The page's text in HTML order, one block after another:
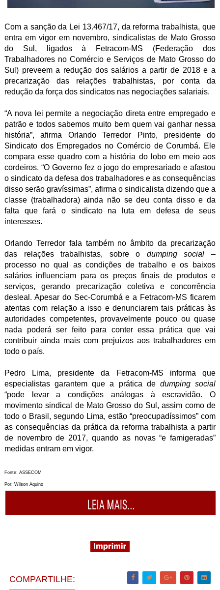
Com a sanção da Lei 13.467/17, da reforma trabalhista, que
entra em vigor em novembro, sindicalistas de Mato Grosso
do Sul, ligados à Fetracom-MS (Federação dos
Trabalhadores no Comércio e Serviços de Mato Grosso do
Sul) preveem a redução dos salários a partir de 2018 e a
precarização das relações trabalhistas, por conta da
redução da força dos sindicatos nas negociações salariais.
“A nova lei permite a negociação direta entre empregado e
patrão e todos sabemos muito bem quem vai ganhar nessa
história”, afirma Orlando Terredor Pinto, presidente do
Sindicato dos Empregados no Comércio de Corumbá. Ele
compara esse quadro com a história do lobo em meio aos
cordeiros. “O Governo fez o jogo do empresariado e afastou
o sindicato da defesa dos trabalhadores e as consequências
disso serão gravíssimas”, afirma o sindicalista dizendo que a
classe (trabalhadora) ainda não se deu conta disso e da
falta que fará o sindicato na luta em defesa de seus
interesses.
Orlando Terredor fala também no âmbito da precarização
das relações trabalhistas, sobre o dumping social –
processo no qual as condições de trabalho e os baixos
salários influenciam para os preços finais de produtos e
serviços, gerando precarização coletiva e concorrência
desleal. Apesar do Sec-Corumbá e a Fetracom-MS ficarem
atentas com relação a isso e denunciarem tais práticas às
autoridades competentes, provavelmente pouco ou quase
nada poderá ser feito para conter essa prática que vai
contribuir ainda mais com prejuízos aos trabalhadores em
todo o país.
Pedro Lima, presidente da Fetracom-MS informa que
especialistas garantem que a prática de dumping social
“pode levar a condições análogas à escravidão. O
movimento sindical de Mato Grosso do Sul, assim como de
todo o Brasil, segundo Lima, estão “preocupadíssimos” com
as consequências da prática da reforma trabalhista a partir
de novembro de 2017, quando as novas “e famigeradas”
medidas entram em vigor.
Fonte: ASSECOM
Por: Wilson Aquino
COMPARTILHE: